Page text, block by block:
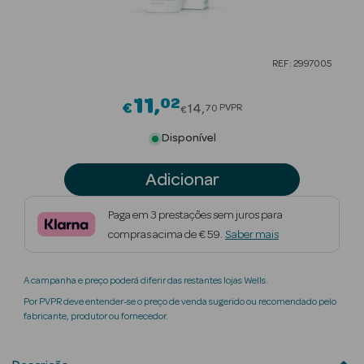
Beauty Season
Beauty Season
Maquilhagem
Beauty Season
Perfumes
REF: 2997005
€11 02Price reduced from
€14 70 PVPR
Disponível
Adicionar
Paga em 3 prestações sem juros para
compras acima de € 59. Saber mais
A campanha e preço poderá diferir das restantes lojas Wells.
Por PVPR deve entender-se o preço de venda sugerido ou recomendado pelo
fabricante, produtor ou fornecedor.